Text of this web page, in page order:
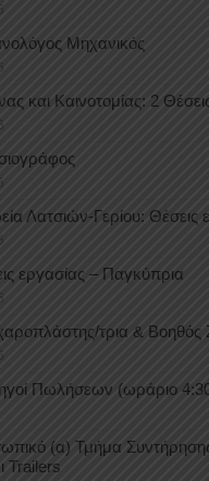
Μηχανικός
και Καινοτομίας: 2
Λατσιών-Γερίου: Θέσεις
εργασίας – Παγκύπρια
τρια &
Πωλήσεων (ωράριο
(α) Τμήμα
Trailers